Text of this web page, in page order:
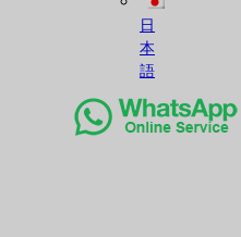
日
本
語